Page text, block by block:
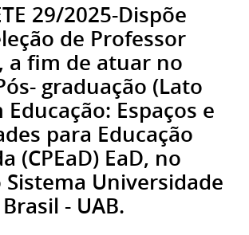
29/2025-Dispõe
de Professor
a fim de atuar no
graduação (Lato
Educação: Espaços e
para Educação
(CPEaD) EaD, no
Universidade
- UAB.